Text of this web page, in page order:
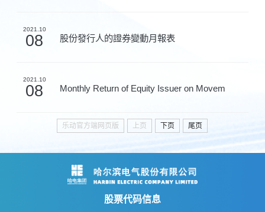
2021.10
08 股份發行人的證券變動月報表
2021.10
08 Monthly Return of Equity Issuer on Movem
乐动官方端网页版 上页 下页 尾页
股票代码信息